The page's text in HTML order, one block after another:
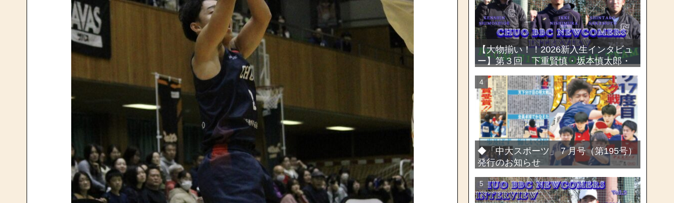
【大物揃い！！2026新入生インタビュ
ー】第３回 下重賢慎・坂本慎太郎・
◆「中大スポーツ」７月号（第195号）
発行のお知らせ